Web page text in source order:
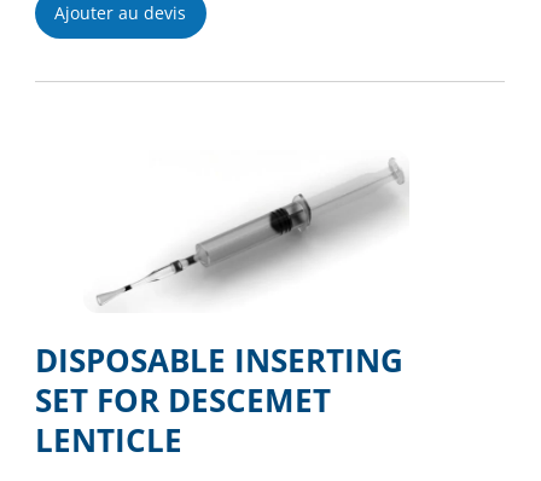
Ajouter au devis
DISPOSABLE INSERTING
SET FOR DESCEMET
LENTICLE